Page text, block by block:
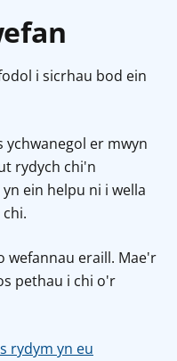
i sicrhau bod ein
er mwyn
rydych chi'n
ein helpu ni i wella
wefannau eraill. Mae'r
pethau i chi o'r
rydym yn eu